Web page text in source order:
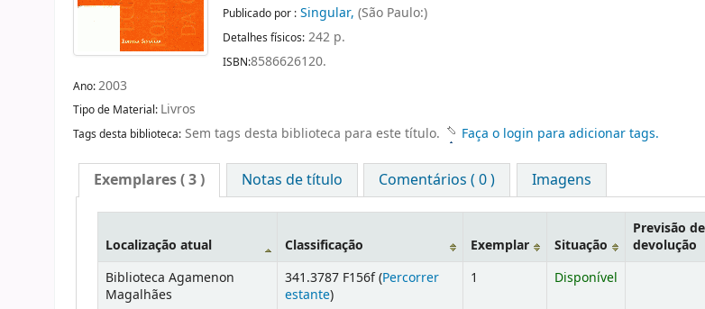
Publicado por : Singular, (São Paulo:)
Detalhes físicos: 242 p.
ISBN:8586626120.
Ano:2003
Tipo de Material: Livros
Tags desta biblioteca: Sem tags desta biblioteca para este título. Faça o login para adicionar tags.
Exemplares( 3 ) Notas de título Comentários ( 0 ) Imagens
Localização atual Classificação Exemplar Situação
Previsão de
devolução
Biblioteca Agamenon
Magalhães
341.3787 F156f (Percorrer
estante)
1 Disponível